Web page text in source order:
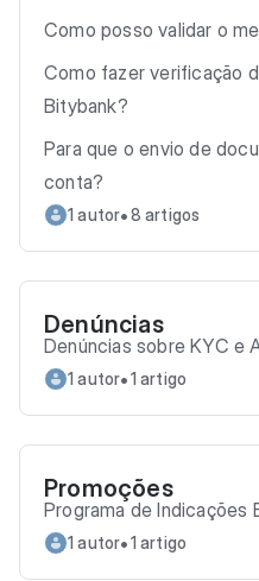
Como posso validar o
Como fazer verificação
Bitybank?
Para que o envio de
conta?
1 autor•8 artigos
Denúncias
Denúncias sobre KYC e
1 autor•1 artigo
Promoções
Programa de Indicações
1 autor•1 artigo